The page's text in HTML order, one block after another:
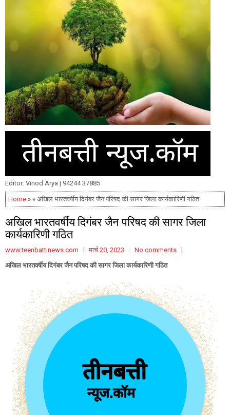
Editor: Vinod Arya | 94244 37885
Home » » अखिल भारतवर्षीय दिगंबर जैन परिषद की सागर जिला कार्यकारिणी गठित
अखिल भारतवर्षीय दिगंबर जैन परिषद की सागर जिला
कार्यकारिणी गठित
www.teenbattinews.com मार्च 20, 2023
No comments
अखिल भारतवर्षीय दिगंबर जैन परिषद की सागर जिला कार्यकारिणी गठित